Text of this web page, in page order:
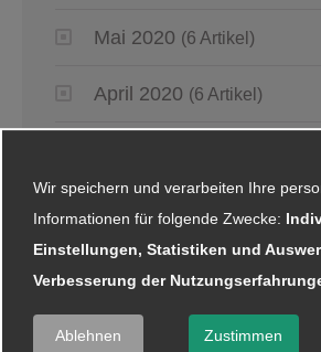
Mai 2020 (6 Artikel)
April 2020 (6 Artikel)
Januar 2020
2019
Wir speichern und verarbeiten Ihre
Informationen für folgende Zwecke:
Einstellungen, Statistiken und
Verbesserung der
Ablehnen Zustimmen